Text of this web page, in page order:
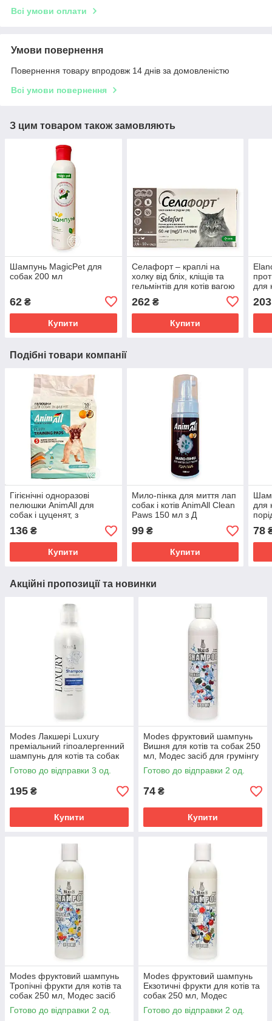
Всі умови оплати
Умови повернення
Повернення товару впродовж 14 днів за домовленістю
Всі умови повернення
З цим товаром також замовляють
Шампунь MagicPet для
собак 200 мл
62 ₴
Купити
Селафорт – краплі на
холку від бліх, кліщів та
гельмінтів для котів вагою
262₴
Купити
для
для
203
Подібні товари компанії
Гігієнічні одноразові
пелюшки AnimAll для
собак і цуценят, з
атрактантом, 60×45 см, 10
шт
136 ₴
Купити
Мило-пінка для миття лап
собак і котів AnimAll Clean
Paws 150 мл з Д
пантенолом, алое та
екстрактами трав від
реагентів і бруду
99₴
Купити
для
78
Акційні пропозиції та новинки
Modes Лакшері Luxury
преміальний гіпоалергенний
шампунь для котів та собак
250 мл, Модес догляд за
чутливою шкірою
Готово до відправки 3 од.
195 ₴
Купити
Modes фруктовий шампунь
Вишня для котів та собак 250
мл, Модес засіб для грумінгу
відновлення та зволоження
Готово до відправки 2 од.
74 ₴
Купити
Modes фруктовий шампунь
Тропічні фрукти для котів та
собак 250 мл, Модес засіб
для грумінгу шерсті та об'єму
Готово до відправки 2 од.
Modes фруктовий шампунь
Екзотичні фрукти для котів та
собак 250 мл, Модес
відновлюючий засіб для
грумінгу шерсті
Готово до відправки 2 од.